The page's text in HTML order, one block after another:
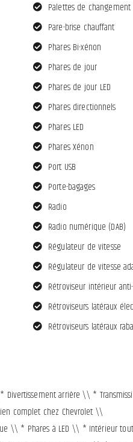
Palettes de
Pare-brise chauffant
Phares Bi-xénon
Phares de jour
Phares de jour LED
Phares directionnels
Phares LED
Phares Xénon
Port USB
Porte-bagages
Radio
Radio numérique (DAB)
Régulateur de vitesse
Régulateur de vitesse
Rétroviseur intérieur
Rétroviseurs latéraux
Rétroviseurs latéraux
arrière \\ *
complet chez Chevrolet \\
\\ * Phares à LED \\ *